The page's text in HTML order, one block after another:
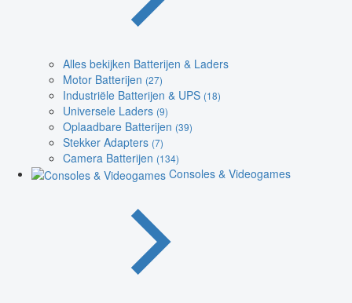
Alles bekijken Batterijen & Laders
Motor Batterijen (27)
Industriële Batterijen & UPS (18)
Universele Laders (9)
Oplaadbare Batterijen (39)
Stekker Adapters (7)
Camera Batterijen (134)
Consoles & Videogames